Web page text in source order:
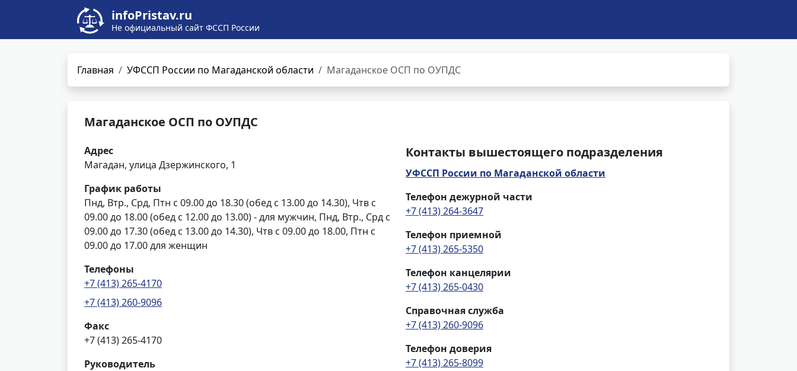
infoPristav.ru
Не официальный сайт ФССП России
Главная УФССП России по Магаданской области Магаданское ОСП по ОУПДС
Магаданское ОСП по ОУПДС
Адрес
Магадан, улица Дзержинского, 1
График работы
Пнд, Втр., Срд, Птн с 09.00 до 18.30 (обед с 13.00 до 14.30), Чтв с
09.00 до 18.00 (обед с 12.00 до 13.00) - для мужчин, Пнд, Втр., Срд с
09.00 до 17.30 (обед с 13.00 до 14.30), Чтв с 09.00 до 18.00, Птн с
09.00 до 17.00 для женщин
Телефоны
+7 (413) 265-4170
+7 (413) 260-9096
Факс
+7 (413) 265-4170
Руководитель
Контакты вышестоящего подразделения
УФССП России по Магаданской области
Телефон дежурной части
+7 (413) 264-3647
Телефон приемной
+7 (413) 265-5350
Телефон канцелярии
+7 (413) 265-0430
Справочная служба
+7 (413) 260-9096
Телефон доверия
+7 (413) 265-8099